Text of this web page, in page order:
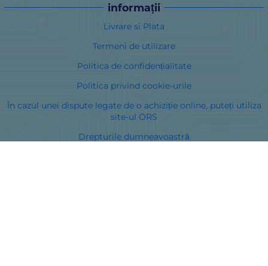
informații
Livrare si Plata
Termeni de utilizare
Politica de confidențialitate
Politica privind cookie-urile
În cazul unei dispute legate de o achiziție online, puteți utiliza
site-ul ORS
Drepturile dumneavoastră